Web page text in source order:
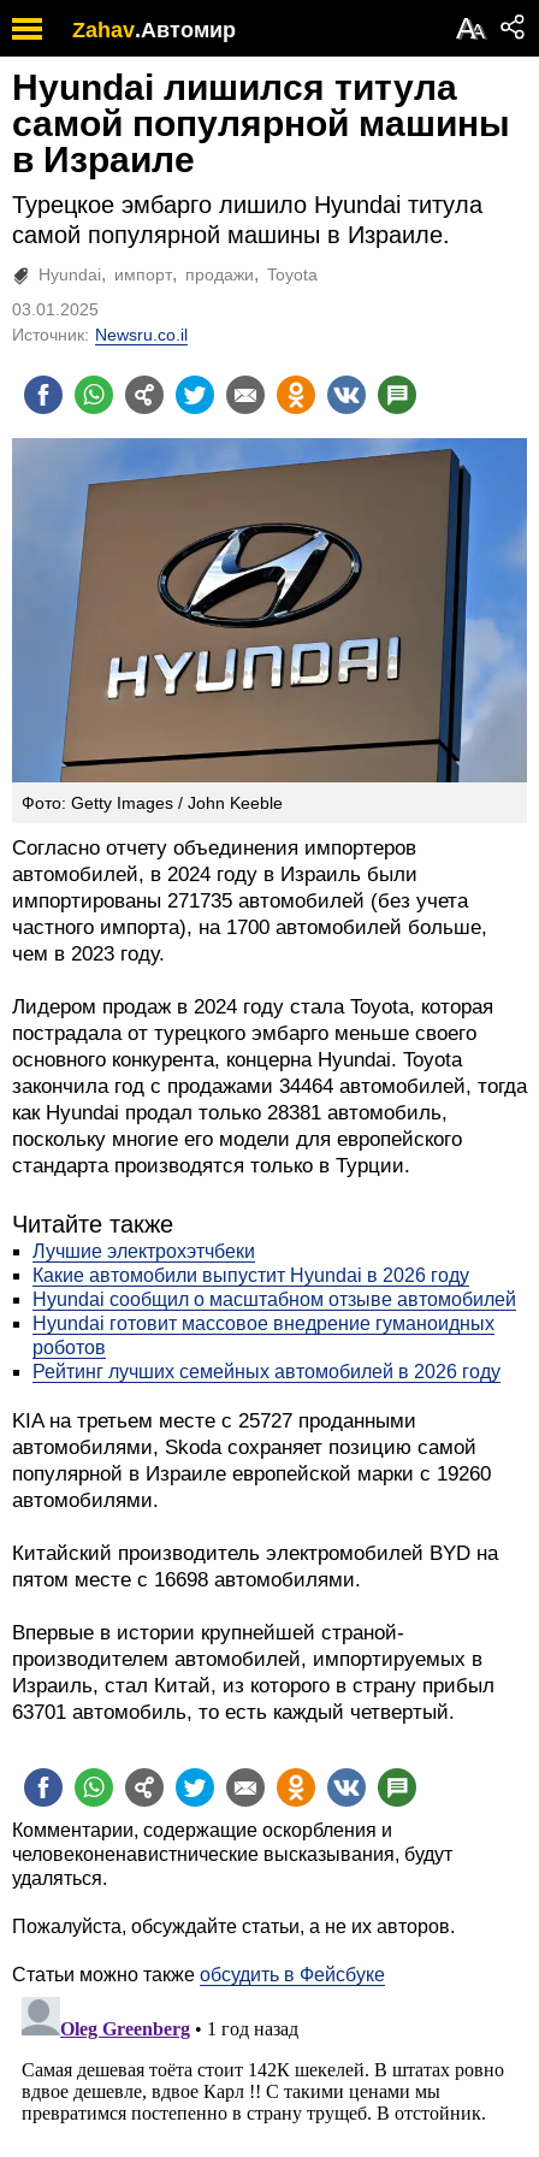
Zahav.Автомир АА
Hyundai лишился титула
самой популярной машины
в Израиле
Турецкое эмбарго лишило Hyundai титула
самой популярной машины в Израиле.
Hyundai импорт продажи
Toyota
03.01.2025
Источник: Newsru.co.il
Фото: Getty Images / John Keeble
Согласно отчету объединения импортеров
автомобилей, в 2024 году в Израиль были
импортированы 271735 автомобилей (без учета
частного импорта), на 1700 автомобилей больше,
чем в 2023 году.
Лидером продаж в 2024 году стала Toyota, которая
пострадала от турецкого эмбарго меньше своего
основного конкурента, концерна Hyundai. Toyota
закончила год с продажами 34464 автомобилей, тогда
как Hyundai продал только 28381 автомобиль,
поскольку многие его модели для европейского
стандарта производятся только в Турции.
Читайте также
Лучшие электрохэтчбеки
Какие автомобили выпустит Hyundai в 2026 году
Hyundai сообщил о масштабном отзыве автомобилей
Hyundai готовит массовое внедрение гуманоидных
роботов
Рейтинг лучших семейных автомобилей в 2026 году
KIA на третьем месте с 25727 проданными
автомобилями, Skoda сохраняет позицию самой
популярной в Израиле европейской марки с 19260
автомобилями.
Китайский производитель электромобилей BYD на
пятом месте с 16698 автомобилями.
Впервые в истории крупнейшей страной-
производителем автомобилей, импортируемых в
Израиль, стал Китай, из которого в страну прибыл
63701 автомобиль, то есть каждый четвертый.
Комментарии, содержащие оскорбления и
человеконенавистнические высказывания, будут
удаляться.
Пожалуйста, обсуждайте статьи, а не их авторов.
Статьи можно также обсудить в Фейсбуке